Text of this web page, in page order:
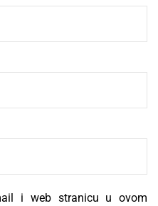
i web stranicu u ovom